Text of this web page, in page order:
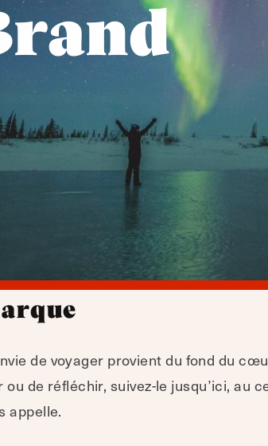
de voyager provient du fond du
de réfléchir, suivez-le jusqu’ici, au
appelle.